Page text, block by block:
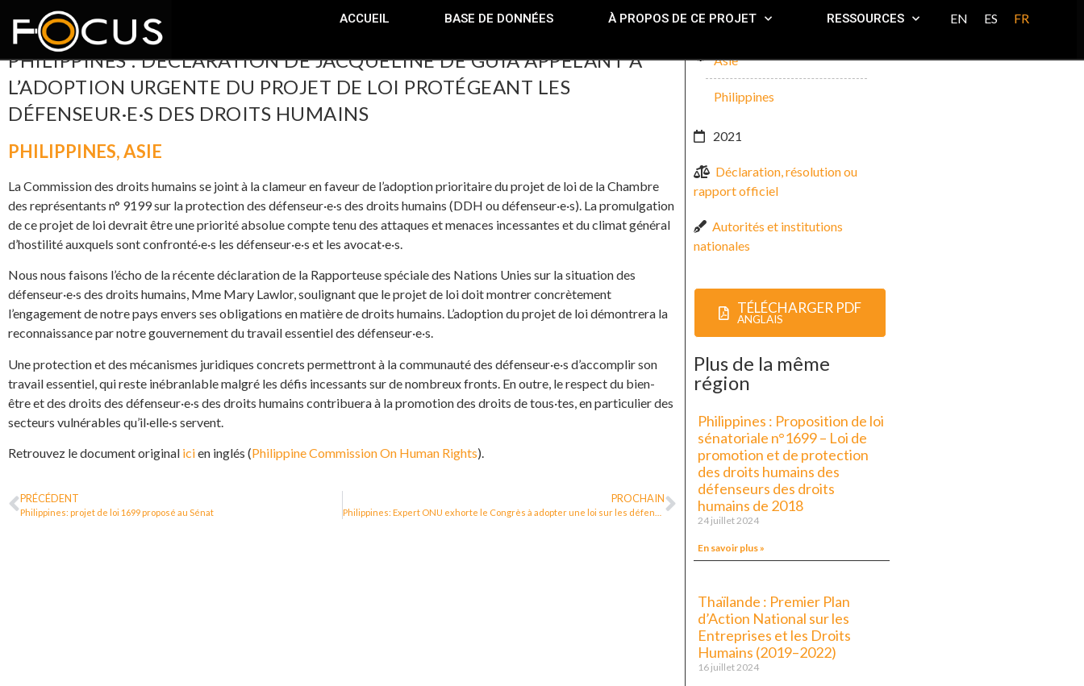
ACCUEIL BASE DE DONNÉES À PROPOS DE CE PROJET RESSOURCES EN ES FR
PHILIPPINES : DÉCLARATION DE JACQUELINE DE GUIA APPELANT À
L’ADOPTION URGENTE DU PROJET DE LOI PROTÉGEANT LES
DÉFENSEUR·E·S DES DROITS HUMAINS
PHILIPPINES,ASIE
La Commission des droits humains se joint à la clameur en faveur de l’adoption prioritaire du projet de loi de la Chambre
des représentants n° 9199 sur la protection des défenseur·e·s des droits humains (DDH ou défenseur·e·s). La promulgation
de ce projet de loi devrait être une priorité absolue compte tenu des attaques et menaces incessantes et du climat général
d’hostilité auxquels sont confronté·e·s les défenseur·e·s et les avocat·e·s.
Nous nous faisons l’écho de la récente déclaration de la Rapporteuse spéciale des Nations Unies sur la situation des
défenseur·e·s des droits humains, Mme Mary Lawlor, soulignant que le projet de loi doit montrer concrètement
l’engagement de notre pays envers ses obligations en matière de droits humains. L’adoption du projet de loi démontrera la
reconnaissance par notre gouvernement du travail essentiel des défenseur·e·s.
Une protection et des mécanismes juridiques concrets permettront à la communauté des défenseur·e·s d’accomplir son
travail essentiel, qui reste inébranlable malgré les défis incessants sur de nombreux fronts. En outre, le respect du bien-
être et des droits des défenseur·e·s des droits humains contribuera à la promotion des droits de tous·tes, en particulier des
secteurs vulnérables qu’il·elle·s servent.
Retrouvez le document original icien inglés (Philippine Commission On Human Rights).
PRÉCÉDENT
Philippines: projet de loi 1699 proposé au Sénat
PROCHAIN
Asie
Philippines
2021
Déclaration, résolution ou
rapport officiel
Autorités et institutions
nationales
TÉLÉCHARGER PDF
ANGLAIS
Plus de la même
région
Philippines : Proposition de loi
sénatoriale n°1699 – Loi de
promotion et de protection
des droits humains des
défenseurs des droits
humains de 2018
24 juillet 2024
En savoir plus »
Thaïlande : Premier Plan
d’Action National sur les
Entreprises et les Droits
Humains (2019–2022)
16 juillet 2024